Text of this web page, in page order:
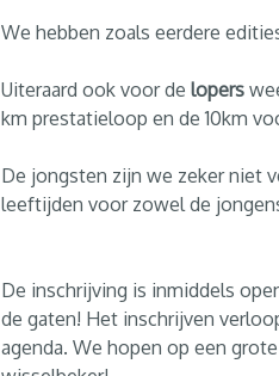
We hebben zoals eerdere
Uiteraard ook voor de lopers
km prestatieloop en de 10km
De jongsten zijn we zeker niet
leeftijden voor zowel de
De inschrijving is inmiddels
de gaten! Het inschrijven
agenda. We hopen op een